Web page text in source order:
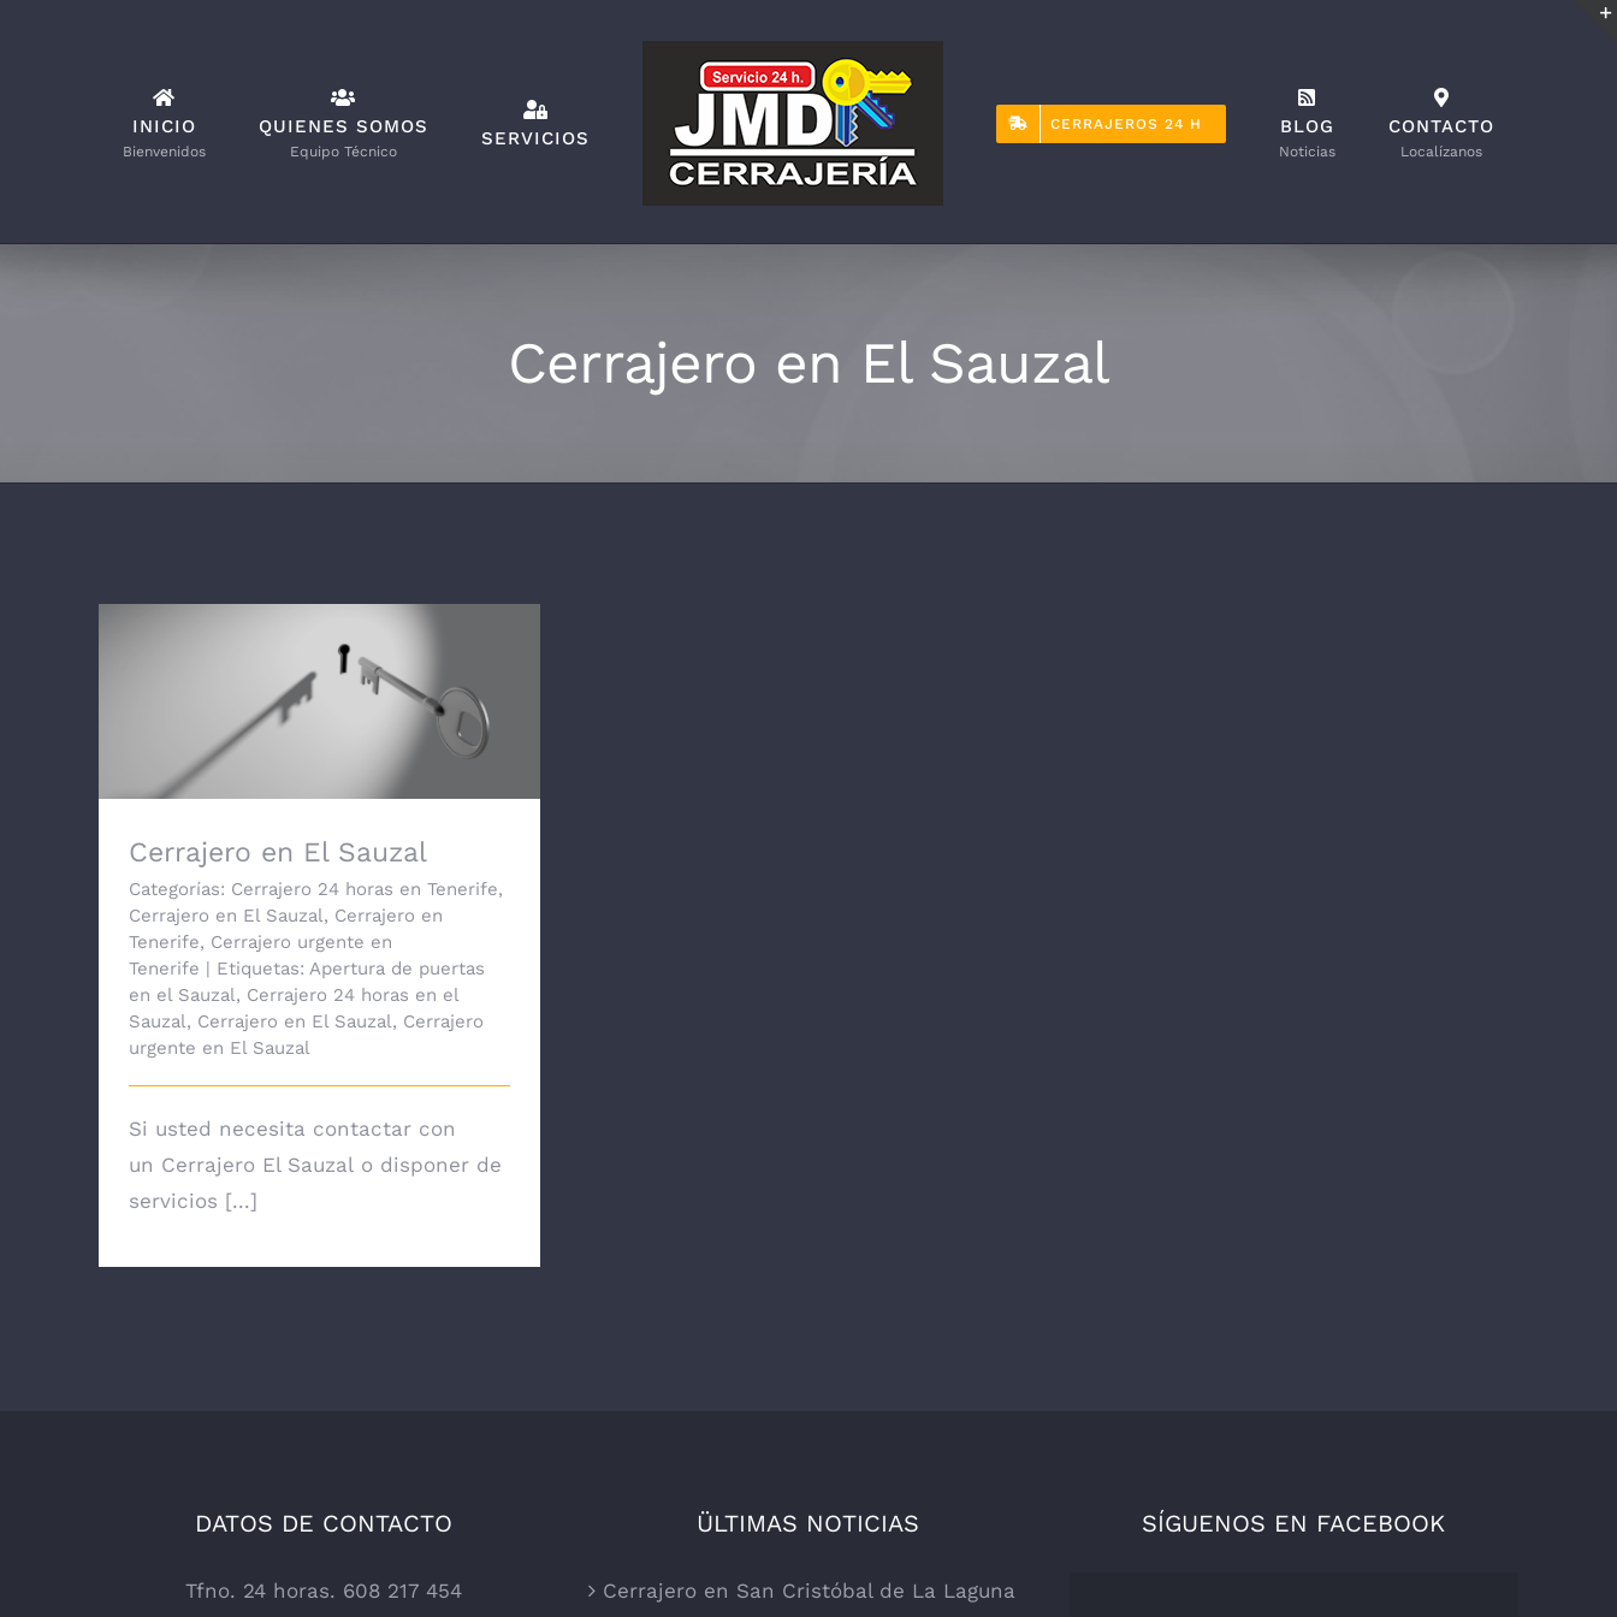
INICIO
Bienvenidos
QUIENES SOMOS
Equipo Técnico
SERVICIOS
CERRAJEROS 24 H BLOG
Noticias
CONTACTO
Localízanos
Cerrajero en El Sauzal
Cerrajero en El Sauzal
Cerrajero en El Sauzal
Categorías: Cerrajero 24 horas en Tenerife,
Cerrajero en El Sauzal, Cerrajero en
Tenerife, Cerrajero urgente en
Tenerife | Etiquetas: Apertura de puertas
en el Sauzal, Cerrajero 24 horas en el
Sauzal, Cerrajero en El Sauzal, Cerrajero
urgente en El Sauzal
Si usted necesita contactar con
un Cerrajero El Sauzal o disponer de
servicios [...]
DATOS DE CONTACTO
Tfno. 24 horas. 608 217 454
ÜLTIMAS NOTICIAS
Cerrajero en San Cristóbal de La Laguna
SÍGUENOS EN FACEBOOK